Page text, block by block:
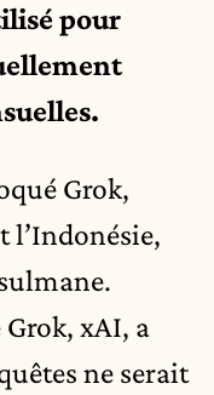
pour
Grok,
l’Indonésie,
Grok, xAI, a
ne serait